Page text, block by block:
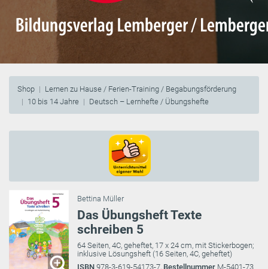
Shop
Lernen zu Hause / Ferien-Training / Begabungsförderung
10 bis 14 Jahre
Deutsch – Lernhefte / Übungshefte
Bettina Müller
Das Übungsheft Texte
schreiben 5
64 Seiten, 4C, geheftet, 17 x 24 cm, mit Stickerbogen;
inklusive Lösungsheft (16 Seiten, 4C, geheftet)
ISBN 978-3-619-54173-7, Bestellnummer M-5401-73